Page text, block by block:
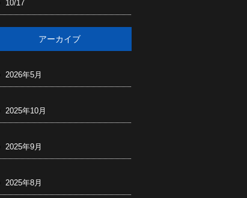
10/17
アーカイブ
2026年5月
2025年10月
2025年9月
2025年8月